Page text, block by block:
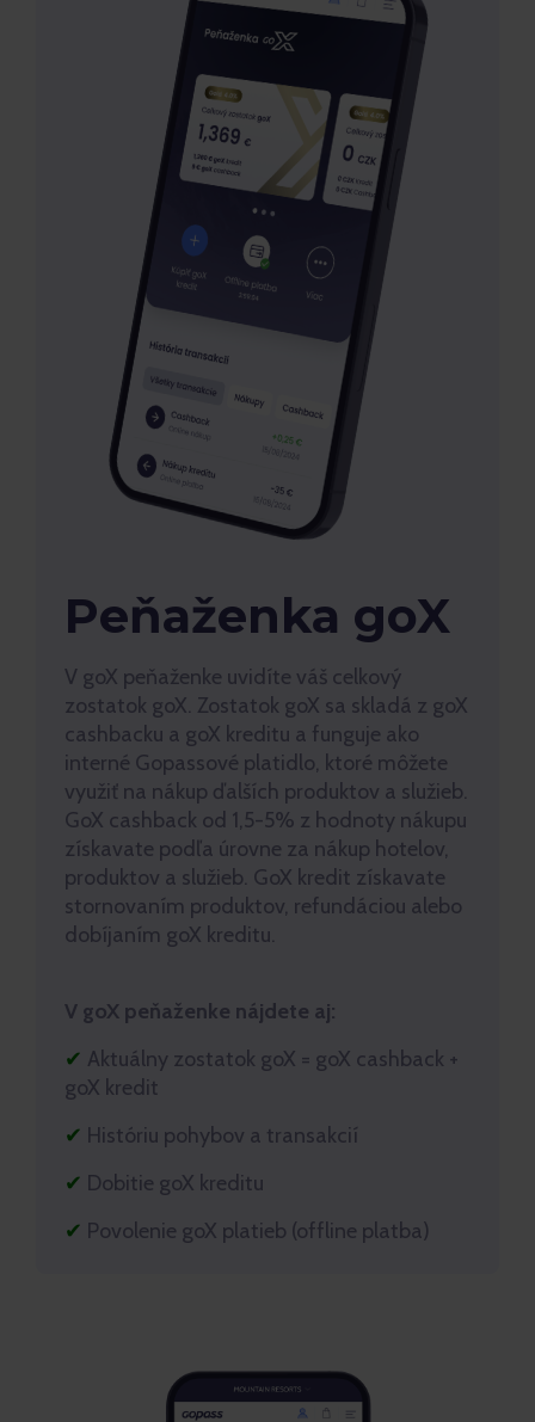
Peňaženka goX
V goX peňaženke uvidíte váš celkový
zostatok goX. Zostatok goX sa skladá z goX
cashbacku a goX kreditu a funguje ako
interné Gopassové platidlo, ktoré môžete
využiť na nákup ďalších produktov a služieb.
GoX cashback od 1,5-5% z hodnoty nákupu
získavate podľa úrovne za nákup hotelov,
produktov a služieb. GoX kredit získavate
stornovaním produktov, refundáciou alebo
dobíjaním goX kreditu.
V goX peňaženke nájdete aj:
✔ Aktuálny zostatok goX = goX cashback +
goX kredit
✔ Históriu pohybov a transakcií
✔ Dobitie goX kreditu
✔ Povolenie goX platieb (offline platba)